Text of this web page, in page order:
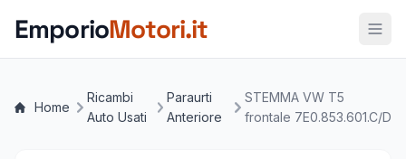
EmporioMotori.it
Home
Ricambi
Auto Usati
Paraurti
Anteriore
STEMMA VW T5
frontale 7E0.853.601.C/D